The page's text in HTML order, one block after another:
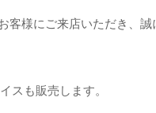
客様にご来店いただき、
スも販売します。